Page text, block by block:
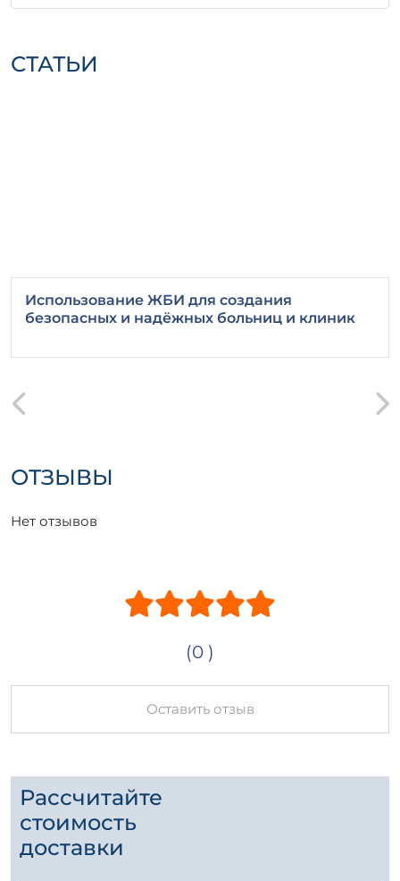
При транспортировке используйте
СТАТЬИ
Использование ЖБИ для создания
безопасных и надёжных больниц и клиник
ОТЗЫВЫ
Нет отзывов
(0 )
Оставить отзыв
Рассчитайте
стоимость
доставки